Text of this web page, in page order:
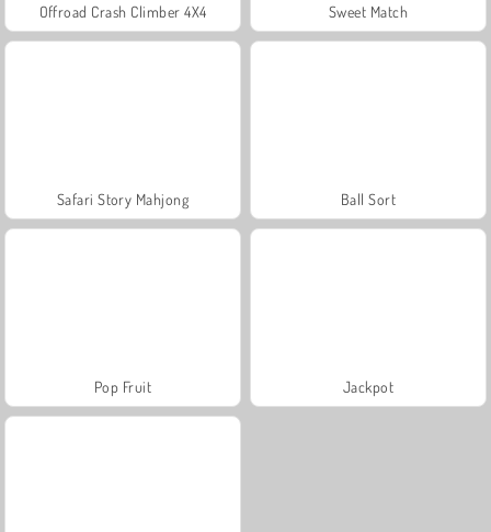
Offroad Crash Climber 4X4 Sweet Match
Safari Story Mahjong Ball Sort
Pop Fruit Jackpot